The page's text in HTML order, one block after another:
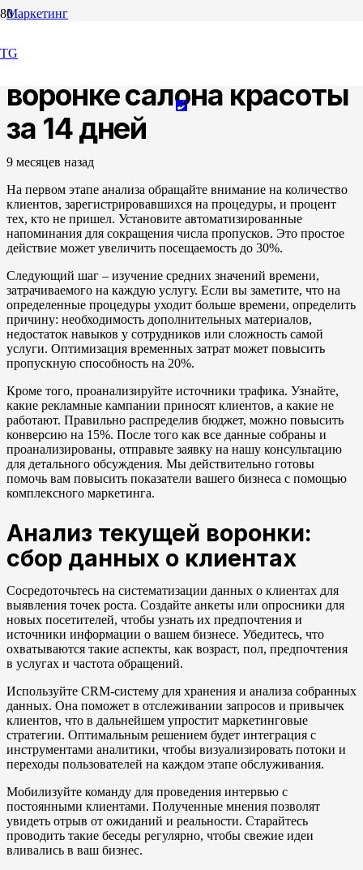
TG
Маркетинг
Выявление узких мест в
воронке салона красоты
за 14 дней
9 месяцев назад
На первом этапе анализа обращайте внимание на количество
клиентов, зарегистрировавшихся на процедуры, и процент
тех, кто не пришел. Установите автоматизированные
напоминания для сокращения числа пропусков. Это простое
действие может увеличить посещаемость до 30%.
Следующий шаг – изучение средних значений времени,
затрачиваемого на каждую услугу. Если вы заметите, что на
определенные процедуры уходит больше времени, определить
причину: необходимость дополнительных материалов,
недостаток навыков у сотрудников или сложность самой
услуги. Оптимизация временных затрат может повысить
пропускную способность на 20%.
Кроме того, проанализируйте источники трафика. Узнайте,
какие рекламные кампании приносят клиентов, а какие не
работают. Правильно распределив бюджет, можно повысить
конверсию на 15%. После того как все данные собраны и
проанализированы, отправьте заявку на нашу консультацию
для детального обсуждения. Мы действительно готовы
помочь вам повысить показатели вашего бизнеса с помощью
комплексного маркетинга.
Анализ текущей воронки:
сбор данных о клиентах
Сосредоточьтесь на систематизации данных о клиентах для
выявления точек роста. Создайте анкеты или опросники для
новых посетителей, чтобы узнать их предпочтения и
источники информации о вашем бизнесе. Убедитесь, что
охватываются такие аспекты, как возраст, пол, предпочтения
в услугах и частота обращений.
Используйте CRM-систему для хранения и анализа собранных
данных. Она поможет в отслеживании запросов и привычек
клиентов, что в дальнейшем упростит маркетинговые
стратегии. Оптимальным решением будет интеграция с
инструментами аналитики, чтобы визуализировать потоки и
переходы пользователей на каждом этапе обслуживания.
Мобилизуйте команду для проведения интервью с
постоянными клиентами. Полученные мнения позволят
увидеть отрыв от ожиданий и реальности. Старайтесь
проводить такие беседы регулярно, чтобы свежие идеи
вливались в ваш бизнес.